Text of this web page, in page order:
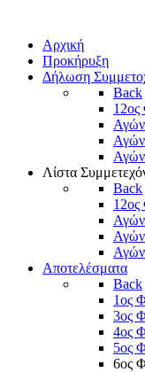
Αρχική
Προκήρυξη
Δήλωση
Back
12ος
Λίστα
Back
12ος
Αποτελέσματα
Back
1ος
3ος
4ος
5ος
6ος